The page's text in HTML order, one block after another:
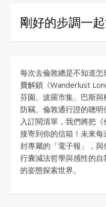
剛好的步調一
每次去倫敦總是不知道
費解鎖《Wanderlust
芬園、波羅市集、巴斯與
防竊、倫敦通行證的聰
入訂閱清單，我們將把
接寄到你的信箱！未來
封專屬的「電子報」，與
行囊減法哲學與感性的
的姿態探索世界。